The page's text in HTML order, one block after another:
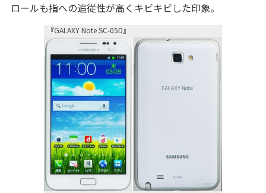
ロールも指への追従性が高くキビキビした印象。
『GALAXY Note SC-05D』